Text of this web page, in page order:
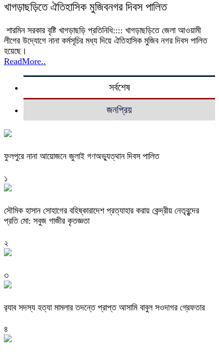
খাগড়াছড়িতে ঐতিহাসিক মুজিবনগর দিবস পালিত
শারমিন সরকার বৃষ্টি খাগড়াছড়ি প্রতিনিধি:::: খাগড়াছড়িতে জেলা আওয়ামী
লীগের উদ্যোগে নানা কর্মসূচির মধ্য দিয়ে ঐতিহাসিক মুজিব নগর দিবস পালিত
হয়েছে।
ReadMore..
সর্বশেষ
জনপ্রিয়
ফুলপুরে নানা আয়োজনে জুলাই গণঅভ্যুত্থান দিবস পালিত
১
সৌমিক হাসান সোহাগের বহিষ্কারাদেশ প্রত্যাহার করায় কেন্দ্রীয় নেতৃবৃন্দের
প্রতি মো: সবুজ গাজীর কৃতজ্ঞতা
২
৩
র‌্যাব সদস্য হত্যা মামলার তদন্তে প্রাপ্ত আসামি বাবুল সওদাগর গ্রেফতার
৪